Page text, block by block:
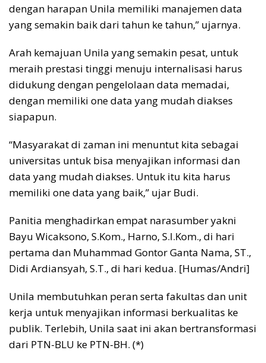
dengan harapan Unila memiliki manajemen data
yang semakin baik dari tahun ke tahun,” ujarnya.
Arah kemajuan Unila yang semakin pesat, untuk
meraih prestasi tinggi menuju internalisasi harus
didukung dengan pengelolaan data memadai,
dengan memiliki one data yang mudah diakses
siapapun.
“Masyarakat di zaman ini menuntut kita sebagai
universitas untuk bisa menyajikan informasi dan
data yang mudah diakses. Untuk itu kita harus
memiliki one data yang baik,” ujar Budi.
Panitia menghadirkan empat narasumber yakni
Bayu Wicaksono, S.Kom., Harno, S.I.Kom., di hari
pertama dan Muhammad Gontor Ganta Nama, ST.,
Didi Ardiansyah, S.T., di hari kedua. [Humas/Andri]
Unila membutuhkan peran serta fakultas dan unit
kerja untuk menyajikan informasi berkualitas ke
publik. Terlebih, Unila saat ini akan bertransformasi
dari PTN-BLU ke PTN-BH. (*)